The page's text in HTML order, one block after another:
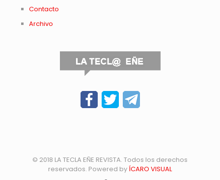
Contacto
Archivo
© 2018 LA TECLA EÑE REVISTA. Todos los derechos
reservados. Powered by ÍCARO VISUAL